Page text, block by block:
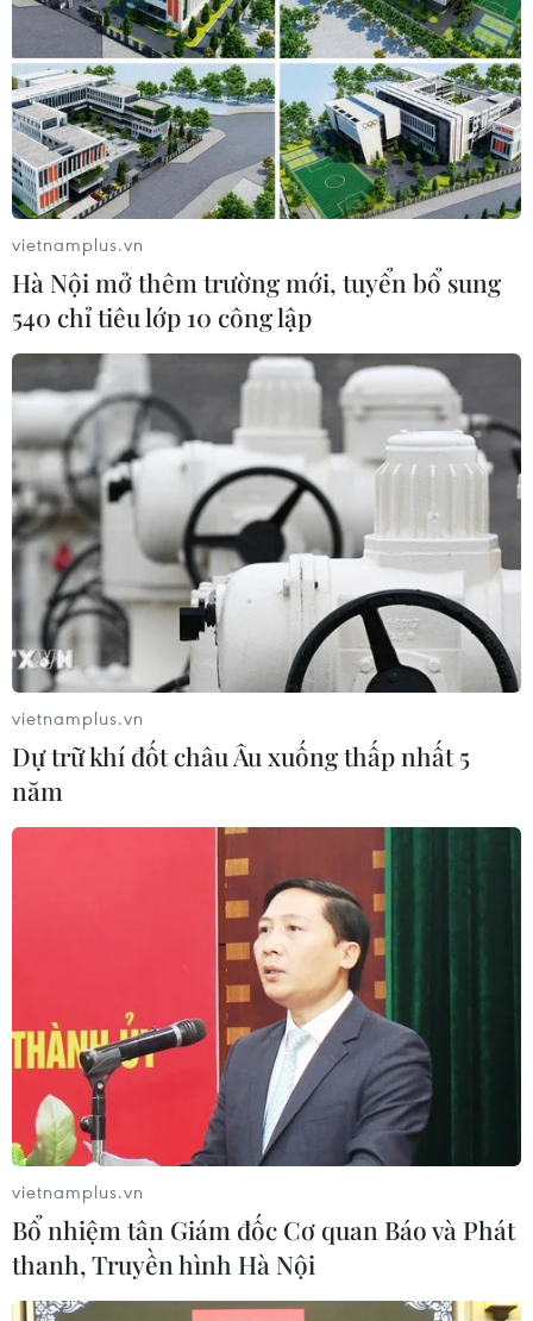
#tai nạn giao thông #xe tải #tàu hỏa
#ATGT-bt
TP. Hà Nội
Theo dõi VietnamPlus
An toàn Giao thông
Đề xuất thí điểm làn vượt xe trên cao tốc từ quý
4 năm 2026
Hiện trường vụ ghe gỗ phát nổ trên
sông Sài Gòn khiến một người thiệt mạng
Cảnh sát giao thông triển khai chiến dịch nâng
cao kỹ năng lái xe môtô, xe gắn máy
Xe khách lao xuống hố sâu bên đường, 18 hành
khách thoát nạn
Cần xử lý dứt điểm việc tập kết gỗ ở hành lang
an toàn giao thông Quốc lộ 22B
5 tháng năm 2026: Tai nạn
vietnamplus.vn
Hà Nội mở thêm trường mới, tuyển bổ sung
540 chỉ tiêu lớp 10 công lập
vietnamplus.vn
Dự trữ khí đốt châu Âu xuống thấp nhất 5
năm
vietnamplus.vn
Bổ nhiệm tân Giám đốc Cơ quan Báo và Phát
thanh, Truyền hình Hà Nội